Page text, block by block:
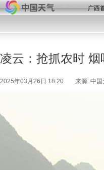
广西
凌云：抢抓农时
2025年03月26日 18:20 来源: 中